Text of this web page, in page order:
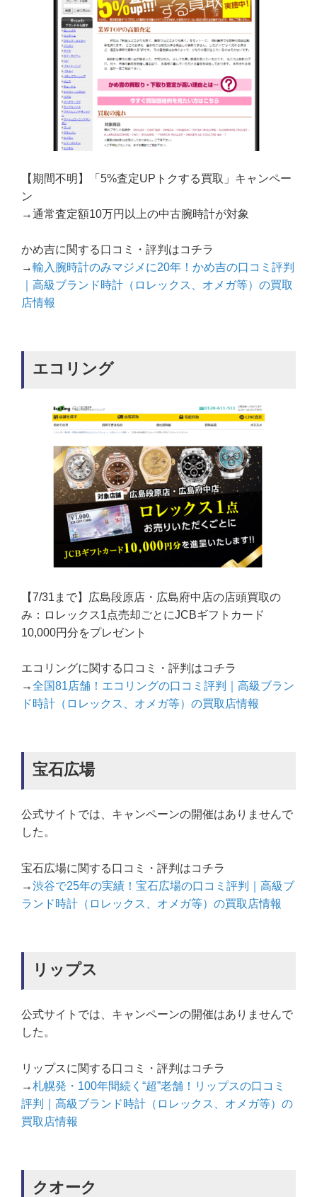
【期間不明】「5%査定UPトクする買取」キャンペー
ン
→通常査定額10万円以上の中古腕時計が対象
かめ吉に関する口コミ・評判はコチラ
→輸入腕時計のみマジメに20年！かめ吉の口コミ評判
｜高級ブランド時計（ロレックス、オメガ等）の買取
店情報
エコリング
【7/31まで】広島段原店・広島府中店の店頭買取の
み：ロレックス1点売却ごとにJCBギフトカード
10,000円分をプレゼント
エコリングに関する口コミ・評判はコチラ
→全国81店舗！エコリングの口コミ評判｜高級ブラン
ド時計（ロレックス、オメガ等）の買取店情報
宝石広場
公式サイトでは、キャンペーンの開催はありませんで
した。
宝石広場に関する口コミ・評判はコチラ
→渋谷で25年の実績！宝石広場の口コミ評判｜高級ブ
ランド時計（ロレックス、オメガ等）の買取店情報
リップス
公式サイトでは、キャンペーンの開催はありませんで
した。
リップスに関する口コミ・評判はコチラ
→札幌発・100年間続く“超”老舗！リップスの口コミ
評判｜高級ブランド時計（ロレックス、オメガ等）の
買取店情報
クオーク